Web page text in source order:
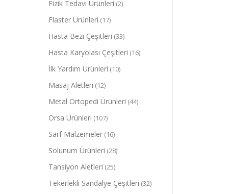
Fizik Tedavi Ürünleri (2)
Flaster Ürünleri (17)
Hasta Bezi Çeşitleri (33)
Hasta Karyolası Çeşitleri (16)
İlk Yardım Ürünleri (10)
Masaj Aletleri (12)
Metal Ortopedi Ürünleri (44)
Orsa Ürünleri (107)
Sarf Malzemeler (16)
Solunum Ürünleri (28)
Tansiyon Aletleri (25)
Tekerlekli Sandalye Çeşitleri (32)